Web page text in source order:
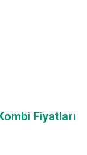
Fiyatları